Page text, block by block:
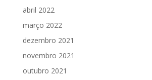
abril 2022
março 2022
dezembro 2021
novembro 2021
outubro 2021